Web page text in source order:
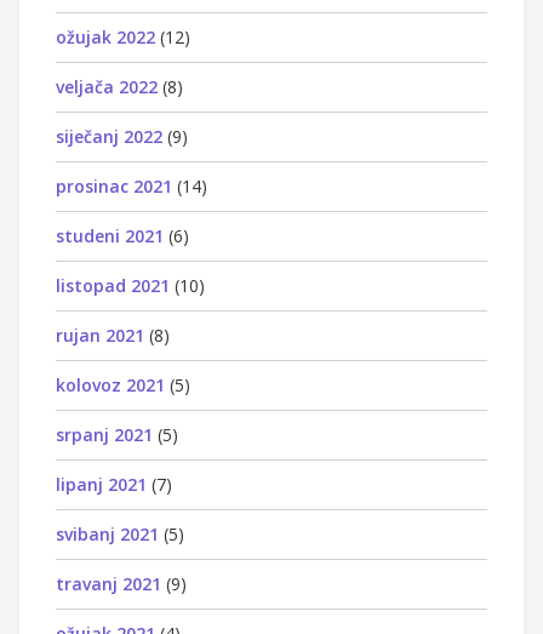
ožujak 2022 (12)
veljača 2022 (8)
siječanj 2022 (9)
prosinac 2021 (14)
studeni 2021 (6)
listopad 2021 (10)
rujan 2021 (8)
kolovoz 2021 (5)
srpanj 2021 (5)
lipanj 2021 (7)
svibanj 2021 (5)
travanj 2021 (9)